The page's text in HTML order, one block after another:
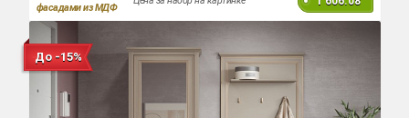
фасадами из МДФ
До -15%